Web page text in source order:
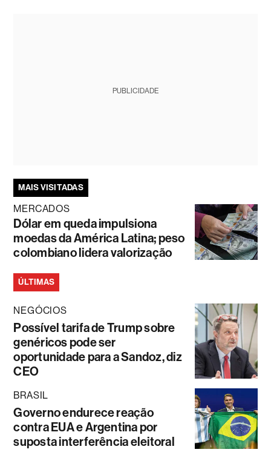
PUBLICIDADE
MAIS VISITADAS
MERCADOS
Dólar em queda impulsiona
moedas da América Latina; peso
colombiano lidera valorização
ÚLTIMAS
NEGÓCIOS
Possível tarifa de Trump sobre
genéricos pode ser
oportunidade para a Sandoz, diz
CEO
BRASIL
Governo endurece reação
contra EUA e Argentina por
suposta interferência eleitoral